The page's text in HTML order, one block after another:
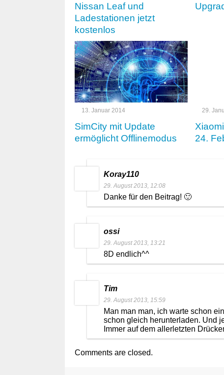
Nissan Leaf und
Ladestationen jetzt
kostenlos
13. Januar 2014
SimCity mit Update
ermöglicht Offlinemodus
29.
24.
Koray110
29. August 2013, 12:08
Danke für den Beitrag! 🙂
ossi
29. August 2013, 13:21
8D endlich^^
Tim
29. August 2013, 15:59
Man man man, ich warte schon
schon gleich herunterladen. Und
Immer auf dem allerletzten
Comments are closed.